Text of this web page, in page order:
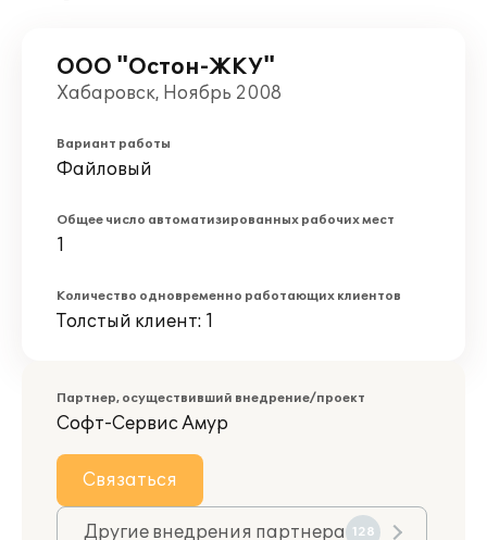
ООО "Остон-ЖКУ"
Хабаровск, Ноябрь 2008
Вариант работы
Файловый
Общее число автоматизированных рабочих мест
1
Количество одновременно работающих клиентов
Толстый клиент: 1
Партнер, осуществивший внедрение/проект
Софт-Сервис Амур
Связаться
Другие внедрения партнера 128